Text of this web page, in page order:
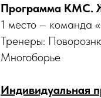
Программа КМС.
1 место – команда
Тренеры:
Многоборье
Индивидуальная